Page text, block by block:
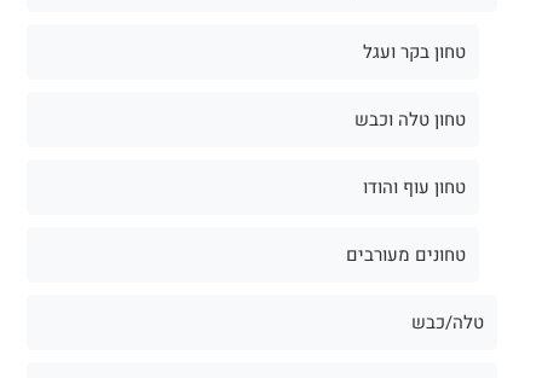
טחון בקר ועגל
טחון טלה וכבש
טחון עוף והודו
טחונים מעורבים
טלה/כבש